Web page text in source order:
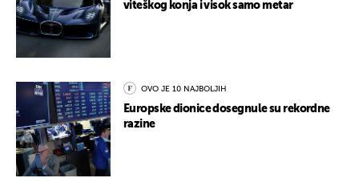
viteškog konja i visok samo metar
OVO JE 10 NAJBOLJIH
Europske dionice dosegnule su rekordne
razine